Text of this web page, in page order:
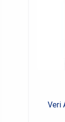
Veri